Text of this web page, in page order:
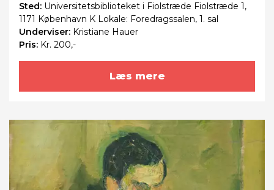
Sted: Universitetsbiblioteket i Fiolstræde Fiolstræde 1,
1171 København K Lokale: Foredragssalen, 1. sal
Underviser: Kristiane Hauer
Pris: Kr. 200,-
Læs mere